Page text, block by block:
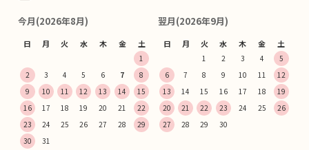
今月(2026年8月)
日 月 火 水 木 金 土
1
2
3 4 5 6 7
8
9
10 11 12 13 14
15
16
17 18 19 20 21
22
23
24 25 26 27 28
29
30
31
翌月(2026年9月)
日 月 火 水 木 金 土
1 2 3 4
5
6
7 8 9 10 11
12
13
14 15 16 17 18
19
20
21 22 23 24 25
26
27
28 29 30